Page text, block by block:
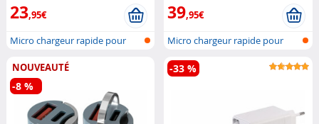
23,95€
Micro chargeur rapide pour
39,95€
Micro chargeur rapide pour
voiture...
NOUVEAUTÉ
-8 %
-33 %